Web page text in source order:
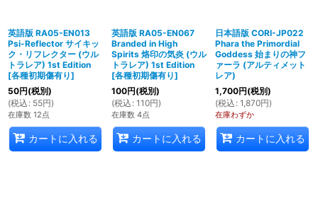
英語版 RA05-EN013
Psi-Reflector サイキッ
ク・リフレクター (ウル
トラレア) 1st Edition
[各種初期傷有り]
50円(税別)
(税込 : 55円)
在庫数 12点
カートに入れる
英語版 RA05-EN067
Branded in High
Spirits 烙印の気炎 (ウル
トラレア) 1st Edition
[各種初期傷有り]
100円(税別)
(税込 : 110円)
在庫数 4点
カートに入れる
日本語版 CORI-JP022
Phara the Primordial
Goddess 始まりの神フ
ァーラ (アルティメット
レア)
1,700円(税別)
(税込 : 1,870円)
在庫わずか
カートに入れる